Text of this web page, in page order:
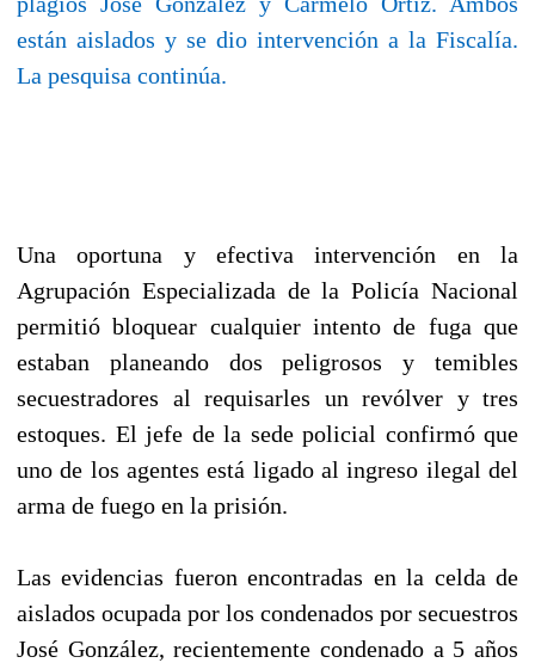
están aislados y se dio intervención a la Fiscalía.
La pesquisa continúa.
Una oportuna y efectiva intervención en la
Agrupación Especializada de la Policía Nacional
permitió bloquear cualquier intento de fuga que
estaban planeando dos peligrosos y temibles
secuestradores al requisarles un revólver y tres
estoques. El jefe de la sede policial confirmó que
uno de los agentes está ligado al ingreso ilegal del
arma de fuego en la prisión.
Las evidencias fueron encontradas en la celda de
aislados ocupada por los condenados por secuestros
José González, recientemente condenado a 5 años